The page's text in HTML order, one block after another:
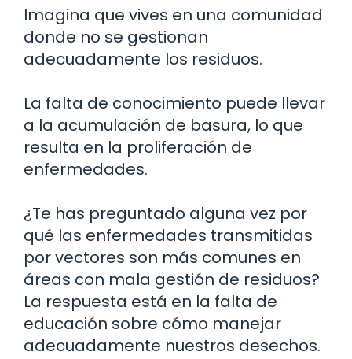
Imagina que vives en una comunidad
donde no se gestionan
adecuadamente los residuos.
La falta de conocimiento puede llevar
a la acumulación de basura, lo que
resulta en la proliferación de
enfermedades.
¿Te has preguntado alguna vez por
qué las enfermedades transmitidas
por vectores son más comunes en
áreas con mala gestión de residuos?
La respuesta está en la falta de
educación sobre cómo manejar
adecuadamente nuestros desechos.